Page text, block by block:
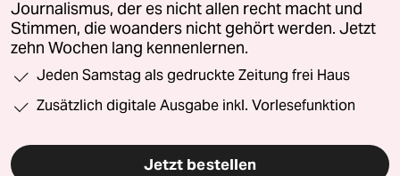
Journalismus, der es nicht allen recht macht und
Stimmen, die woanders nicht gehört werden. Jetzt
zehn Wochen lang kennenlernen.
Jeden Samstag als gedruckte Zeitung frei Haus
Zusätzlich digitale Ausgabe inkl. Vorlesefunktion
Jetzt bestellen